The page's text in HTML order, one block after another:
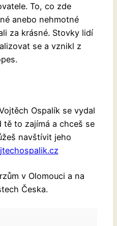
To, co zde
anebo nehmotné
za krásné. Stovky lidí
se a vznikl z
Ospalík se vydal
tě to zajímá a chceš se
navštívit jeho
v Olomouci a na
Česka.